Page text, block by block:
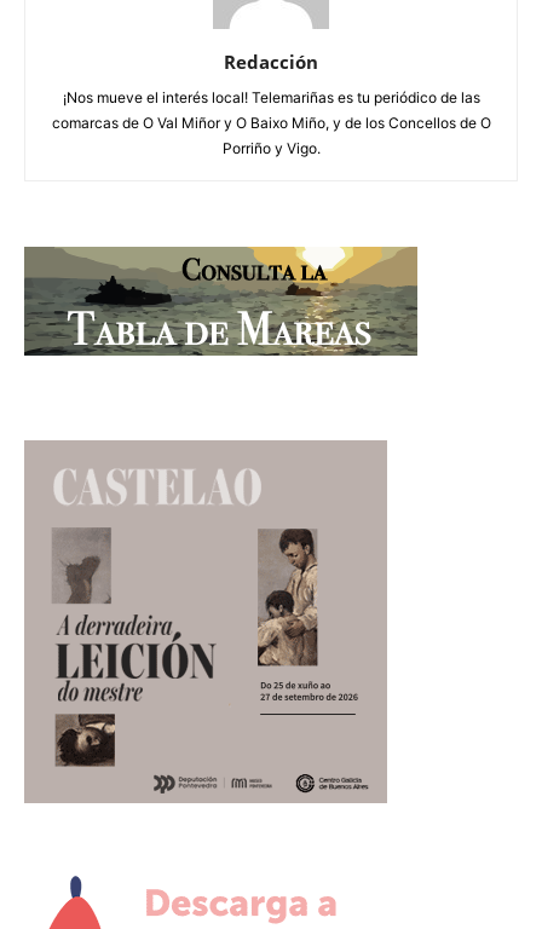
Redacción
¡Nos mueve el interés local! Telemariñas es tu periódico de las
comarcas de O Val Miñor y O Baixo Miño, y de los Concellos de O
Porriño y Vigo.